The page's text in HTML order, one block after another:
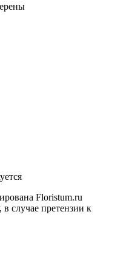
Floristum.ru
случае претензии к